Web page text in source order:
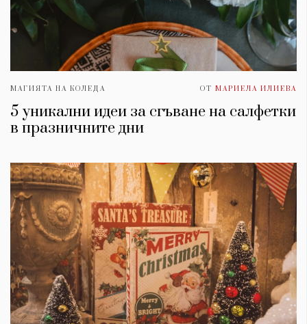
МАГИЯТА НА КОЛЕДА ОТ МАРИЕЛА ИЛИЕВА
5 уникални идеи за сгъване на салфетки
в празничните дни